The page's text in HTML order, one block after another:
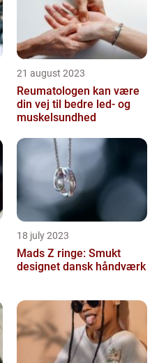
21 august 2023
Reumatologen kan være
din vej til bedre led- og
muskelsundhed
18 july 2023
Mads Z ringe: Smukt
designet dansk håndværk